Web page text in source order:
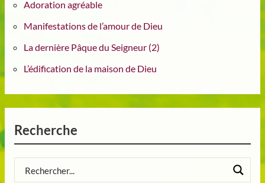
Adoration agréable
Manifestations de l’amour de Dieu
La dernière Pâque du Seigneur (2)
L’édification de la maison de Dieu
Recherche